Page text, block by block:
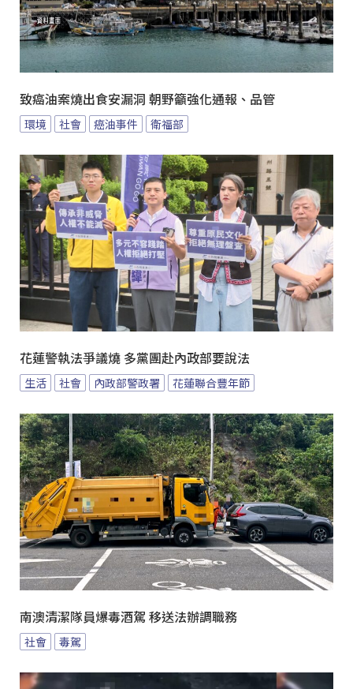
致癌油案燒出食安漏洞 朝野籲強化通報、品管
環境 社會 癌油事件 衛福部
花蓮警執法爭議燒 多黨團赴內政部要說法
生活 社會 內政部警政署 花蓮聯合豐年節
南澳清潔隊員爆毒酒駕 移送法辦調職務
社會 毒駕